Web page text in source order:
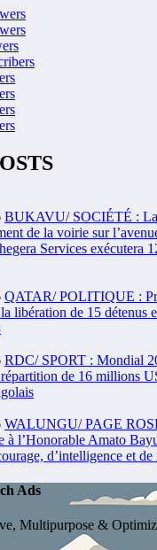
BUKAVU/ SOCIÉTÉ :
de la voirie sur
Services exécutera
QATAR/ POLITIQUE :
libération de 15 détenus
RDC/ SPORT : Mondial
de 16 millions
WALUNGU/ PAGE
à l’Honorable Amato
d’intelligence et de
Ads
Multipurpose &